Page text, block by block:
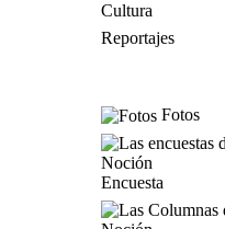
Cultura
Reportajes
Fotos
Encuesta